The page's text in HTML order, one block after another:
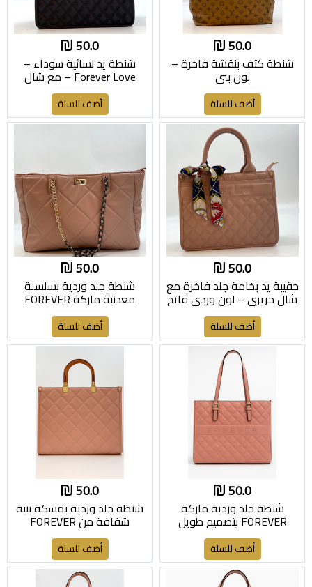
50.0
شنطة كتف بنقشة فاخرة –
لون بني
أضف للسلة
50.0
شنطة يد نسائية سوداء –
Forever Love – مع شال
حريري
أضف للسلة
50.0
حقيبة يد بخامة جلد فاخرة مع
شال حريري – لون وردي فاتح
أضف للسلة
50.0
شنطة جلد وردية بسلسلة
معدنية ماركة FOREVER
أضف للسلة
50.0
شنطة جلد وردية ماركة
FOREVER بتصميم طويل
أضف للسلة
50.0
شنطة جلد وردية بمسكة بنية
شفافة من FOREVER
أضف للسلة